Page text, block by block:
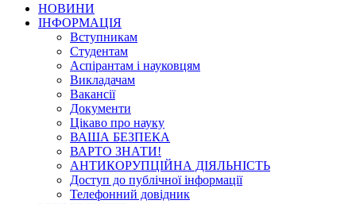
НОВИНИ
ІНФОРМАЦІЯ
Вступникам
Студентам
Аспірантам і науковцям
Викладачам
Вакансії
Документи
Цікаво про науку
ВАША БЕЗПЕКА
ВАРТО ЗНАТИ!
АНТИКОРУПЦІЙНА ДІЯЛЬНІСТЬ
Доступ до публічної інформації
Телефонний довідник